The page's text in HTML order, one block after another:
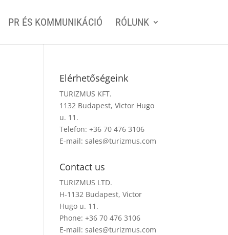
PR ÉS KOMMUNIKÁCIÓ RÓLUNK
Elérhetőségeink
TURIZMUS KFT.
1132 Budapest, Victor Hugo
u. 11.
Telefon: +36 70 476 3106
E-mail:sales@turizmus.com
Contact us
TURIZMUS LTD.
H-1132 Budapest, Victor
Hugo u. 11.
Phone: +36 70 476 3106
E-mail:sales@turizmus.com